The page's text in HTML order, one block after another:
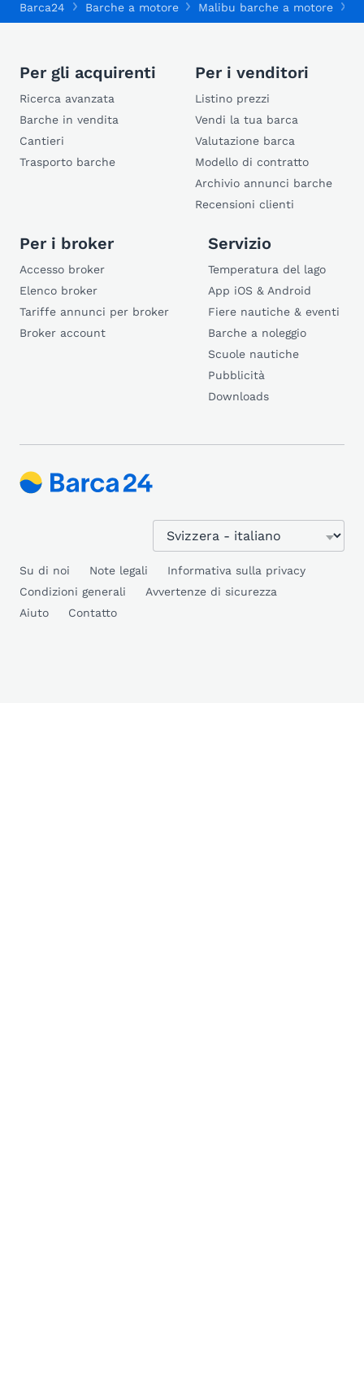
Barca24 Barche a motore Malibu barche a motore
Per gli acquirenti
Ricerca avanzata
Barche in vendita
Cantieri
Trasporto barche
Per i venditori
Listino prezzi
Vendi la tua barca
Valutazione barca
Modello di contratto
Archivio annunci barche
Recensioni clienti
Per i broker
Accesso broker
Elenco broker
Tariffe annunci per broker
Broker account
Servizio
Temperatura del lago
App iOS & Android
Fiere nautiche & eventi
Barche a noleggio
Scuole nautiche
Pubblicità
Downloads
Su di noi Note legali
Informativa sulla privacy
Condizioni generali
Avvertenze di sicurezza
Aiuto
Contatto